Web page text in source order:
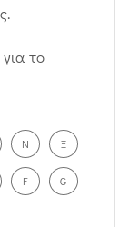
το
Ν Ξ
F G